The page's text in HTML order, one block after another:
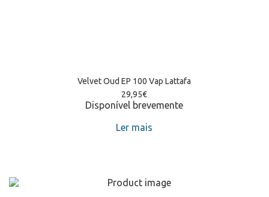
Velvet Oud EP 100 Vap Lattafa
29,95€
Disponível brevemente
Ler mais